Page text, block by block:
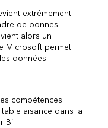
extrêmement
de bonnes
alors un
Microsoft permet
données.
compétences
aisance dans la
Bi.